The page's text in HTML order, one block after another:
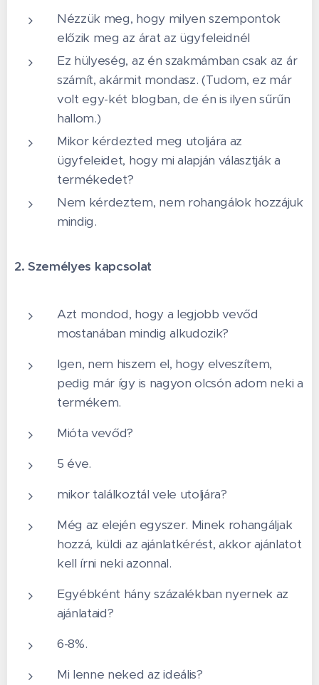
Nézzük meg, hogy milyen szempontok
előzik meg az árat az ügyfeleidnél
Ez hülyeség, az én szakmámban csak az ár
számít, akármit mondasz. (Tudom, ez már
volt egy-két blogban, de én is ilyen sűrűn
hallom.)
Mikor kérdezted meg utoljára az
ügyfeleidet, hogy mi alapján választják a
termékedet?
Nem kérdeztem, nem rohangálok hozzájuk
mindig.
2. Személyes kapcsolat
Azt mondod, hogy a legjobb vevőd
mostanában mindig alkudozik?
Igen, nem hiszem el, hogy elveszítem,
pedig már így is nagyon olcsón adom neki a
termékem.
Mióta vevőd?
5 éve.
mikor találkoztál vele utoljára?
Még az elején egyszer. Minek rohangáljak
hozzá, küldi az ajánlatkérést, akkor ajánlatot
kell írni neki azonnal.
Egyébként hány százalékban nyernek az
ajánlataid?
6-8%.
Mi lenne neked az ideális?